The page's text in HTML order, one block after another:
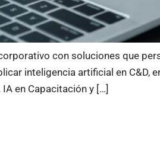
con soluciones que
inteligencia artificial en C&D,
en Capacitación y […]